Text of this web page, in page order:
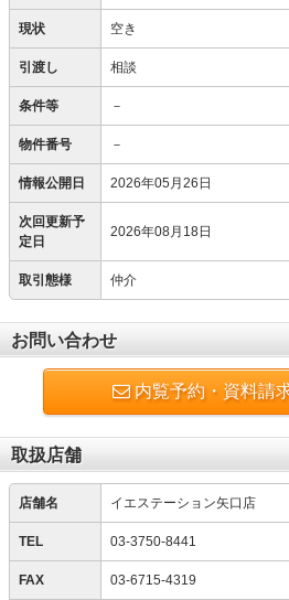
現状 空き
引渡し 相談
条件等 －
物件番号 －
情報公開日 2026年05月26日
次回更新予
定日
2026年08月18日
取引態様 仲介
お問い合わせ
内覧予約・資料請
取扱店舗
店舗名 イエステーション矢口店
TEL 03-3750-8441
FAX 03-6715-4319